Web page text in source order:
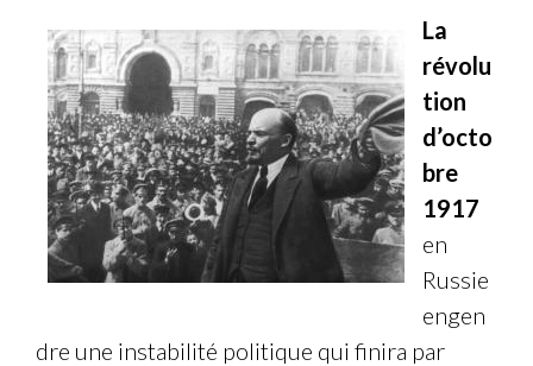
La
révolu
tion
d’octo
bre
1917
en
Russie
engen
dre une instabilité politique qui finira par